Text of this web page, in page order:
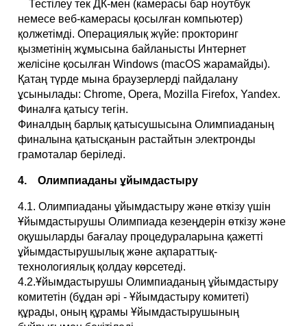
Тестілеу тек ДК-мен (камерасы бар ноутбук
немесе веб-камерасы қосылған компьютер)
қолжетімді. Операциялық жүйе: прокторинг
қызметінің жұмысына байланысты Интернет
желісіне қосылған Windows (macOS жарамайды).
Қатаң түрде мына браузерлерді пайдалану
ұсынылады: Chrome, Opera, Mozilla Firefox, Yandex.
Финалға қатысу тегін.
Финалдың барлық қатысушысына Олимпиаданың
финалына қатысқанын растайтын электронды
грамоталар беріледі.
4. Олимпиаданы ұйымдастыру
4.1. Олимпиаданы ұйымдастыру және өткізу үшін
Ұйымдастырушы Олимпиада кезеңдерін өткізу және
оқушыларды бағалау процедураларына қажетті
ұйымдастырушылық және ақпараттық-
технологиялық қолдау көрсетеді.
4.2.Ұйымдастырушы Олимпиаданың ұйымдастыру
комитетін (бұдан әрі - Ұйымдастыру комитеті)
құрады, оның құрамы Ұйымдастырушының